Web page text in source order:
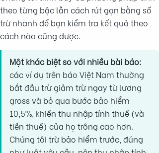
theo từng bậc lẫn cách rút gọn bằng số
trừ nhanh để bạn kiểm tra kết quả theo
cách nào cũng được.
Một khác biệt so với nhiều bài báo:
các ví dụ trên báo Việt Nam thường
bắt đầu trừ giảm trừ ngay từ lương
gross và bỏ qua bước bảo hiểm
10,5%, khiến thu nhập tính thuế (và
tiền thuế) của họ trông cao hơn.
Chúng tôi trừ bảo hiểm trước, đúng